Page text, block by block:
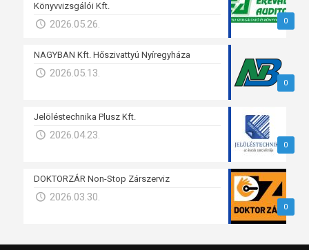
0
Könyvvizsgálói Kft.
2026.05.26.
0
NAGYBAN Kft. Hőszivattyú Nyíregyháza
2026.05.13.
0
Jelöléstechnika Plusz Kft.
2026.04.23.
0
DOKTORZÁR Non-Stop Zárszerviz
2026.03.30.